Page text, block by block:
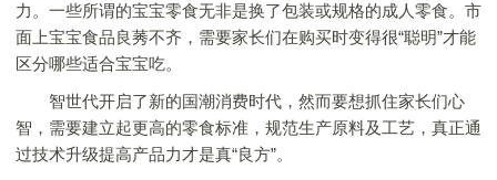
力。一些所谓的宝宝零食无非是换了包装或规格的成人零食。市
面上宝宝食品良莠不齐，需要家长们在购买时变得很“聪明”才能
区分哪些适合宝宝吃。
智世代开启了新的国潮消费时代，然而要想抓住家长们心
智，需要建立起更高的零食标准，规范生产原料及工艺，真正通
过技术升级提高产品力才是真“良方”。